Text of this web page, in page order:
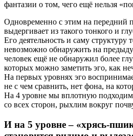
фантазии о том, чего ещё нельзя
Одновременно с этим на передний
выдергивает из такого тонкого и
Его деятельность и саму структуру
невозможно обнаружить на
человек ещё не обнаружил более
которых можно заметить эго, как
На первых уровнях эго
не с чем сравнить, нет фона, на
На 4 уровне мы вплотную подходим
со всех сторон, рыхлим вокруг
И на 5 уровне – «хрясь-